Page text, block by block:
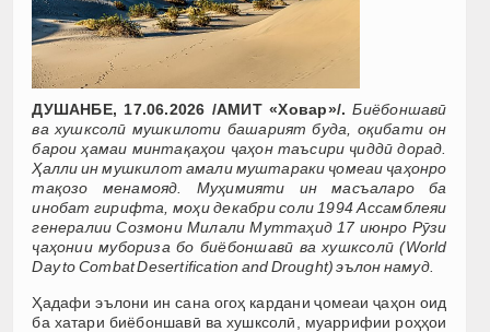
ДУШАНБЕ, 17.06.2026 /АМИТ «Ховар»/. Биёбоншавӣ
ва хушксолӣ мушкилоти башарият буда, оқибати он
барои ҳамаи минтақаҳои ҷаҳон таъсири ҷиддӣ дорад.
Ҳалли ин мушкилот амали муштараки ҷомеаи ҷаҳонро
тақозо менамояд. Муҳимияти ин масъаларо ба
инобат гирифта, моҳи декабри соли 1994 Ассамблеяи
генералии Созмони Милали Муттаҳид 17 июнро Рӯзи
ҷаҳонии мубориза бо биёбоншавӣ ва хушксолӣ (World
Day to Combat Desertification and Drought) эълон намуд.
Ҳадафи эълони ин сана огоҳ кардани ҷомеаи ҷаҳон оид
ба хатари биёбоншавӣ ва хушксолӣ, муаррифии роҳҳои